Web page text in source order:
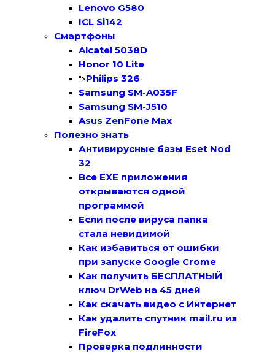
Lenovo G580
ICL Si142
Смартфоны
Alcatel 5038D
Honor 10 Lite
">Philips 326
Samsung SM-A035F
Samsung SM-J510
Asus ZenFone Max
Полезно знать
Антивирусные базы Eset Nod
32
Все EXE приложения
открываются одной
программой
Если после вируса папка
стала невидимой
Как избавиться от ошибки
при запуске Google Crome
Как получить БЕСПЛАТНЫЙ
ключ DrWeb на 45 дней
Как скачать видео с Интернет
Как удалить спутник mail.ru из
FireFox
Проверка подлинности